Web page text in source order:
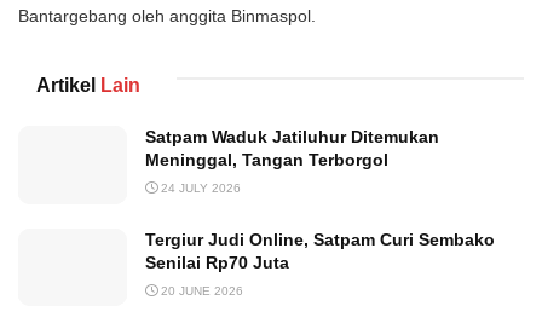
Bantargebang oleh anggita Binmaspol.
Artikel Lain
Satpam Waduk Jatiluhur Ditemukan
Meninggal, Tangan Terborgol
24 JULY 2026
Tergiur Judi Online, Satpam Curi Sembako
Senilai Rp70 Juta
20 JUNE 2026